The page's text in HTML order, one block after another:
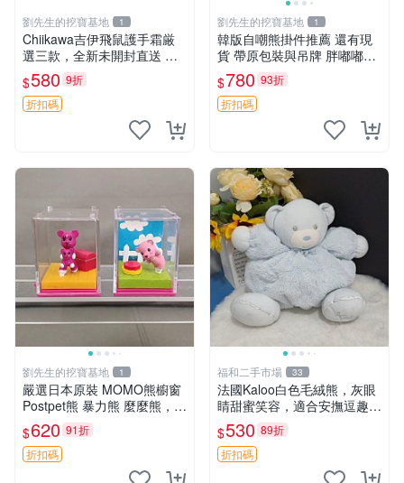
劉先生的挖寶基地 1
Chiikawa吉伊飛鼠護手霜厳
選三款，全新未開封直送 飛
鼠 護手霜 吉伊三款 新貨
$580 9折
折扣碼
劉先生的挖寶基地 1
韓版自嘲熊掛件推薦 還有現
貨 帶原包裝與吊牌 胖嘟嘟超
可愛 毛絨手感佳 小熊掛件 自
嘲抱枕 小熊抱枕
$780 93折
折扣碼
劉先生的挖寶基地 1
嚴選日本原裝 MOMO熊櫥窗
Postpet熊 暴力熊 麼麼熊，實
物精緻收藏無損，二手誠意出
售 暴力熊 MOMO熊 日本版
櫥趣熊熊偶
$620 91折
折扣碼
福和二手市場 33
法國Kaloo白色毛絨熊，灰眼
睛甜蜜笑容，適合安撫逗趣可
愛，柔軟面料手感佳。14 白
色安撫熊 毛絨玩具 寶寶逗樂
具
$530 89折
折扣碼